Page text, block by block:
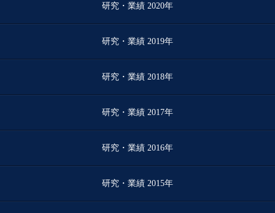
研究・業績 2020年
研究・業績 2019年
研究・業績 2018年
研究・業績 2017年
研究・業績 2016年
研究・業績 2015年